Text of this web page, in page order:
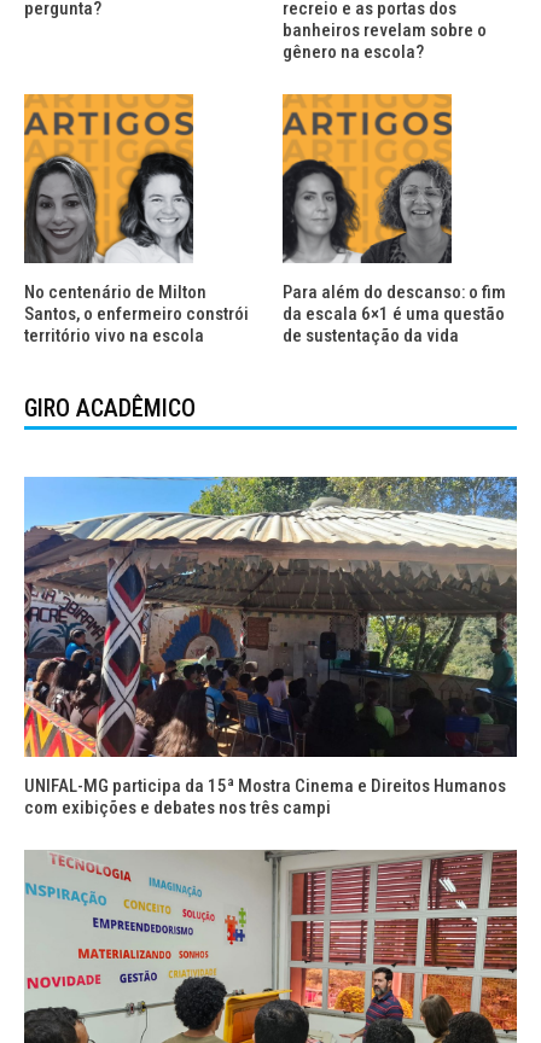
pergunta?
recreio e as portas dos
banheiros revelam sobre o
gênero na escola?
No centenário de Milton
Santos, o enfermeiro constrói
território vivo na escola
Para além do descanso: o fim
da escala 6×1 é uma questão
de sustentação da vida
GIRO ACADÊMICO
UNIFAL-MG participa da 15ª Mostra Cinema e Direitos Humanos
com exibições e debates nos três campi